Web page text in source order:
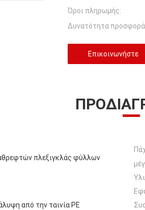
Όροι πληρωμής:
Δυνατότητα
Επικοινωνήστε
πλεξιγκλάς φύλλων
από την ταινία PE